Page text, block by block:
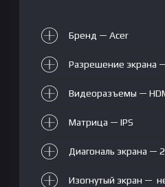
Бренд — Acer
Разрешение экрана
Видеоразъемы —
Матрица — IPS
Диагональ экрана —
Изогнутый экран —